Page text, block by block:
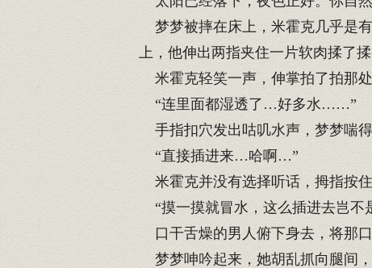
梦梦被摔在床上，米霍克几乎是
上，他伸出两指夹住一片软肉揉了
米霍克轻笑一声，伸掌拍了拍那处
“连里面都湿透了…好多水……”
手指扣穴发出咕叽水声，梦梦喘
“直接插进来…哈啊…”
米霍克并没有选择听话，拇指按
“摸一摸就冒水，这么插进去岂
口干舌燥的男人俯下身去，将那
梦梦呻吟起来，她胡乱抓向腿间，